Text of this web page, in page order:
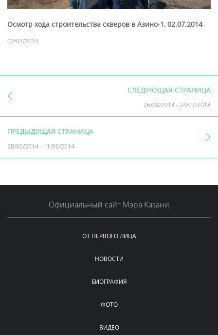
Осмотр хода строительства скверов в Азино-1, 02.07.2014
02/07/2014
СЛЕДУЮЩАЯ СТРАНИЦА
26/08/2014-24/07/2014
ПРЕДЫДУЩАЯ СТРАНИЦА
28/06/2014- 11/06/2014
Официальный сайт Мэра Казани
ОТ ПЕРВОГО ЛИЦА
НОВОСТИ
БИОГРАФИЯ
ФОТО
ВИДЕО